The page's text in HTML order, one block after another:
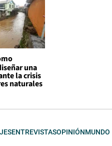
una
la crisis
naturales
ENTREVISTASOPINIÓNMUNDO